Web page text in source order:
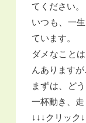
てください。
いつも、一
ています。
ダメなこと
んあります
まずは、ど
一杯動き、
↓↓↓クリック